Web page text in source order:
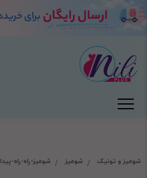
شومیز و تونیک شومیز شومیز-راه-راه-پیدا